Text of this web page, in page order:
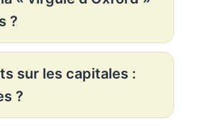
?
sur les capitales :
?